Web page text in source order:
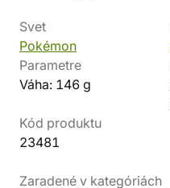
Svet
Pokémon
Parametre
Váha: 146 g
Kód produktu
23481
Zaradené v kategóriách